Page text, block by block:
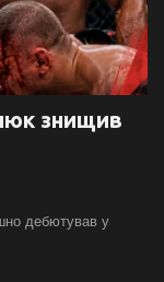
знищив
дебютував у